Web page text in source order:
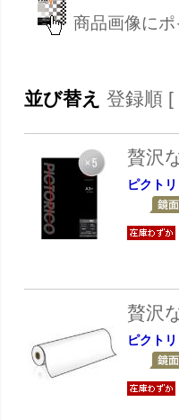
商品画像に
並び替え 登録順 [
贅沢
ピクト
贅沢
ピクト